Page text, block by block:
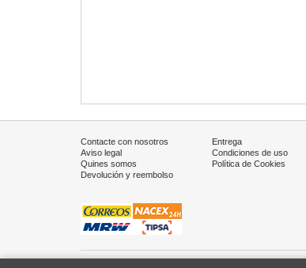
Contacte con nosotros
Entrega
Aviso legal
Condiciones de uso
Quines somos
Política de Cookies
Devolución y reembolso